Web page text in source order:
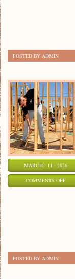
POSTED BY ADMIN
MARCH - 11 - 2026
COMMENTS OFFON
POSTED BY ADMIN